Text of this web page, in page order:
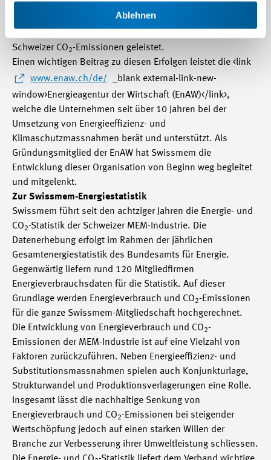
Ablehnen
CO -Emissionen mit einem Rückgang um 55.1% mehr als
halbiert. Damit hat die Branche bisher einen
Schweizer CO2-Emissionen geleistet.
Einen wichtigen Beitrag zu diesen Erfolgen leistet die <link
www.enaw.ch/de/
_blank external-link-new-
window>Energieagentur der Wirtschaft (EnAW)</link>,
welche die Unternehmen seit über 10 Jahren bei der
Umsetzung von Energieeffizienz- und
Klimaschutzmassnahmen berät und unterstützt. Als
Gründungsmitglied der EnAW hat Swissmem die
Entwicklung dieser Organisation von Beginn weg begleitet
und mitgelenkt.
Zur Swissmem-Energiestatistik
Swissmem führt seit den achtziger Jahren die Energie- und
CO2-Statistik der Schweizer MEM-Industrie. Die
Datenerhebung erfolgt im Rahmen der jährlichen
Gesamtenergiestatistik des Bundesamts für Energie.
Gegenwärtig liefern rund 120 Mitgliedfirmen
Energieverbrauchsdaten für die Statistik. Auf dieser
Grundlage werden Energieverbrauch und CO2-Emissionen
für die ganze Swissmem-Mitgliedschaft hochgerechnet.
Die Entwicklung von Energieverbrauch und CO2-
Emissionen der MEM-Industrie ist auf eine Vielzahl von
Faktoren zurückzuführen. Neben Energieeffizienz- und
Substitutionsmassnahmen spielen auch Konjunkturlage,
Strukturwandel und Produktionsverlagerungen eine Rolle.
Insgesamt lässt die nachhaltige Senkung von
Energieverbrauch und CO2-Emissionen bei steigender
Wertschöpfung jedoch auf einen starken Willen der
Branche zur Verbesserung ihrer Umweltleistung schliessen.